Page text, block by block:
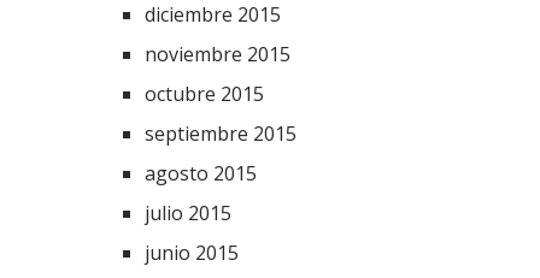
diciembre 2015
noviembre 2015
octubre 2015
septiembre 2015
agosto 2015
julio 2015
junio 2015